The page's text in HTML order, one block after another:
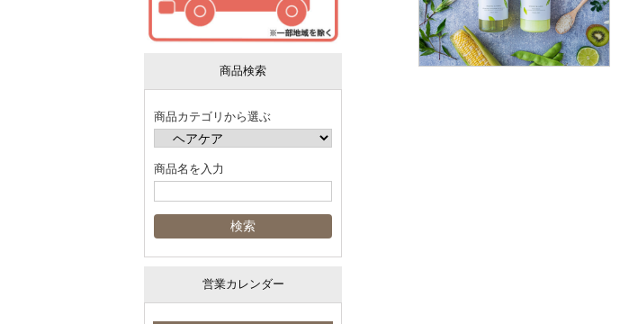
商品検索
商品カテゴリから選ぶ
商品名を入力
営業カレンダー